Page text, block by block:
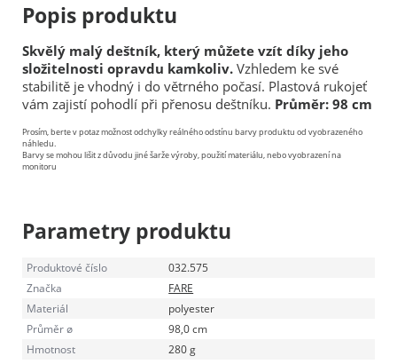
Popis produktu
Skvělý malý deštník, který můžete vzít díky jeho
složitelnosti opravdu kamkoliv. Vzhledem ke své
stabilitě je vhodný i do větrného počasí. Plastová rukojeť
vám zajistí pohodlí při přenosu deštníku. Průměr: 98 cm
Prosím, berte v potaz možnost odchylky reálného odstínu barvy produktu od vyobrazeného
náhledu.
Barvy se mohou lišit z důvodu jiné šarže výroby, použití materiálu, nebo vyobrazení na
monitoru
Parametry produktu
Produktové číslo
032.575
Značka
FARE
Materiál
polyester
Průměr ø
98,0 cm
Hmotnost
280 g